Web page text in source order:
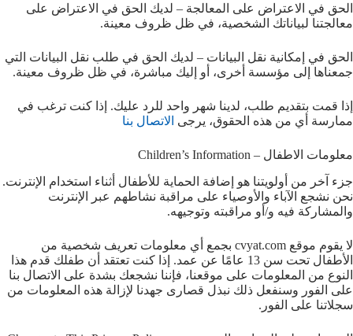
الحق في الاعتراض على المعالجة – لديك الحق في الاعتراض على
معالجتنا لبياناتك الشخصية، في ظل ظروف معينة.
الحق في إمكانية نقل البيانات – لديك الحق في طلب نقل البيانات التي
جمعناها إلى مؤسسة أخرى، أو إليك مباشرة، في ظل ظروف معينة.
إذا قمت بتقديم طلب، لدينا شهر واحد للرد عليك. إذا كنت ترغب في
ممارسة أي من هذه الحقوق، يرجى الاتصال بنا
معلومات الاطفال – Children’s Information
جزء آخر من أولويتنا هو إضافة الحماية للأطفال أثناء استخدام الإنترنت.
نحن نشجع الآباء والأوصياء على مراقبة نشاطهم عبر الإنترنت
والمشاركة فيه و/أو مراقبته وتوجيهه.
لا يقوم موقع cvyat.com بجمع أي معلومات تعريف شخصية من
الأطفال تحت سن 13 عامًا عن عمد. إذا كنت تعتقد أن طفلك قدم هذا
النوع من المعلومات على موقعنا، فإننا نشجعك بشدة على الاتصال بنا
على الفور وسنفعل ذلك نبذل قصارى جهدنا لإزالة هذه المعلومات من
سجلاتنا على الفور.